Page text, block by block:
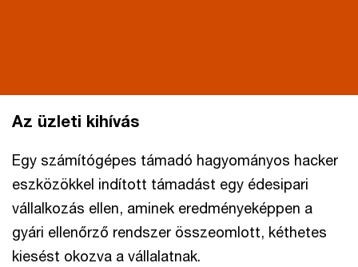
Az üzleti kihívás
Egy számítógépes támadó hagyományos hacker
eszközökkel indított támadást egy édesipari
vállalkozás ellen, aminek eredményeképpen a
gyári ellenőrző rendszer összeomlott, kéthetes
kiesést okozva a vállalatnak.